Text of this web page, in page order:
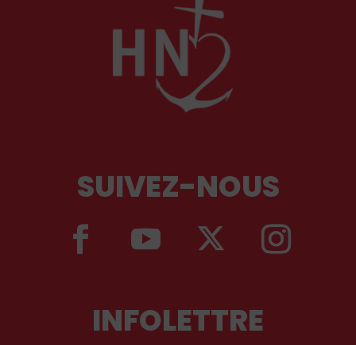
SUIVEZ-NOUS
INFOLETTRE